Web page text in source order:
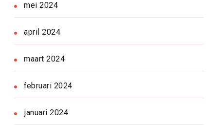
mei 2024
april 2024
maart 2024
februari 2024
januari 2024